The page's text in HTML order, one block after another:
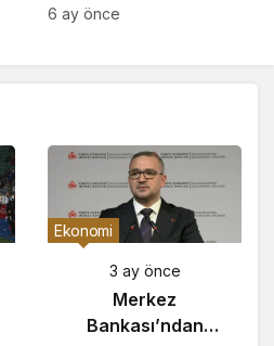
6 ay önce
Son Dakika
3 ay önce
Çaykur Rizespor,
Beşiktaş’ı